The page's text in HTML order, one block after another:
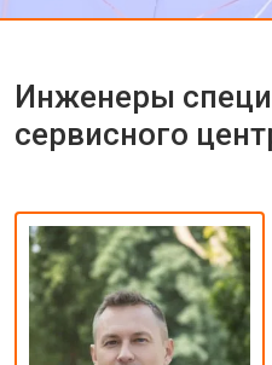
Инженеры
сервисного